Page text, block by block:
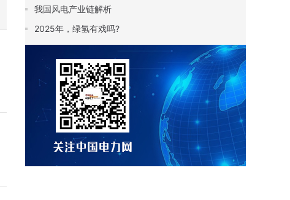
我国风电产业链解析
2025年，绿氢有戏吗?